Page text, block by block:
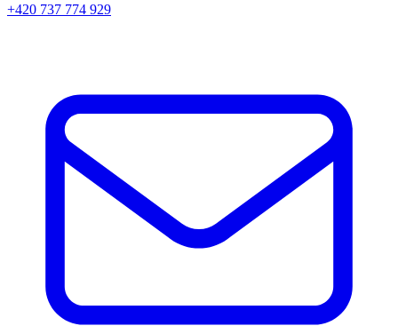
+420 737 774 929